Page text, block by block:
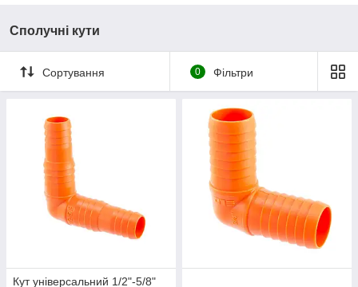
Сполучні кути
Сортування 0 Фільтри
Кут універсальний 1/2"-5/8"